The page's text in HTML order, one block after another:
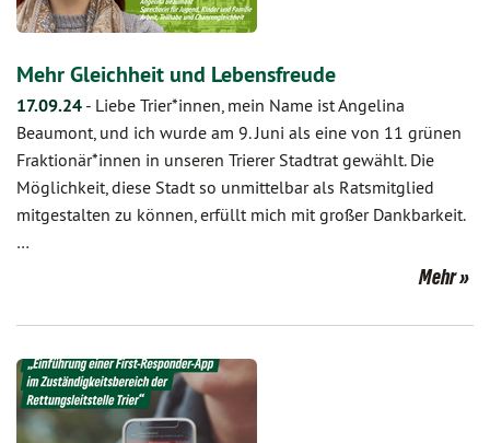
Mehr Gleichheit und Lebensfreude
17.09.24 - Liebe Trier*innen, mein Name ist Angelina
Beaumont, und ich wurde am 9. Juni als eine von 11 grünen
Fraktionär*innen in unseren Trierer Stadtrat gewählt. Die
Möglichkeit, diese Stadt so unmittelbar als Ratsmitglied
mitgestalten zu können, erfüllt mich mit großer Dankbarkeit.
…
Mehr